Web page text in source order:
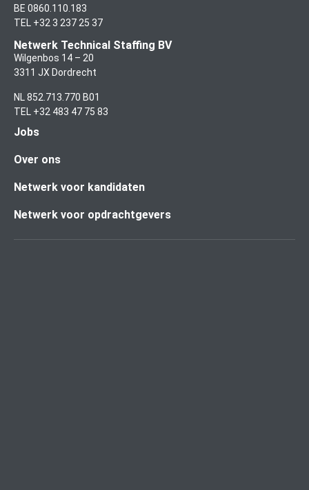
BE 0860.110.183
TEL +32 3 237 25 37
Netwerk Technical Staffing BV
Wilgenbos 14 – 20
3311 JX Dordrecht
NL 852.713.770 B01
TEL +32 483 47 75 83
Jobs
Over ons
Netwerk voor kandidaten
Netwerk voor opdrachtgevers